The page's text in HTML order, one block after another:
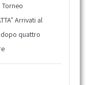
Torneo
Arrivati al
quattro